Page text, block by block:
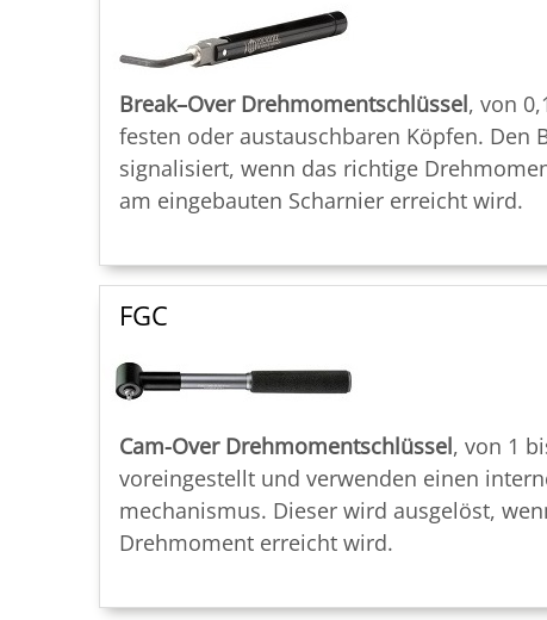
Break–Over Drehmomentschlüssel, von
festen oder austauschbaren Köpfen. Den
signalisiert, wenn das richtige
am eingebauten Scharnier erreicht wird.
FGC
Cam-Over Drehmomentschlüssel, von 1
voreingestellt und verwenden einen
mechanismus. Dieser wird ausgelöst,
Drehmoment erreicht wird.